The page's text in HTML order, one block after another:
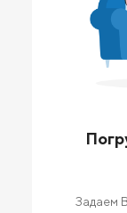
Задаем